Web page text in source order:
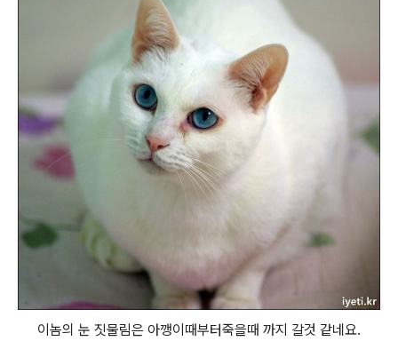
이놈의 눈 짓물림은 아깽이때부터죽을때 까지 갈것 같네요.